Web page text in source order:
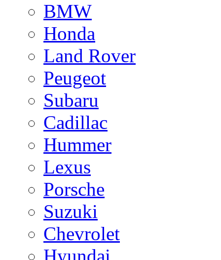
BMW
Honda
Land Rover
Peugeot
Subaru
Cadillac
Hummer
Lexus
Porsche
Suzuki
Chevrolet